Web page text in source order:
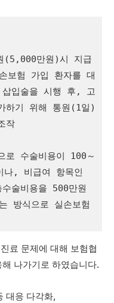
(5,000만원)시 지급
보험 가입 환자를 대
삽입술을 시행 후, 고
하기 위해 통원(1일)
작
로 수술비용이 100～
나, 비급여 항목인
술비용을 500만원
방식으로 실손보험
료 문제에 대해 보험협
나가기로 하였습니다.
대응 다각화,